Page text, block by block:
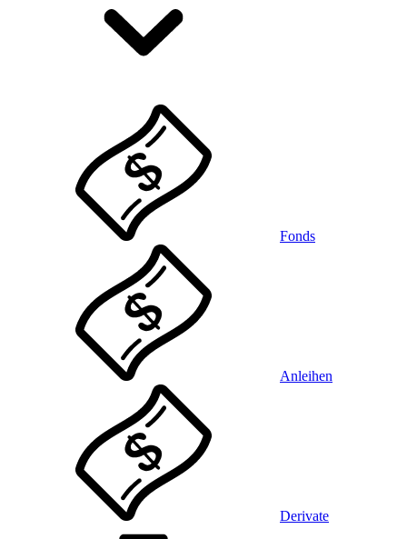
Fonds
Anleihen
Derivate